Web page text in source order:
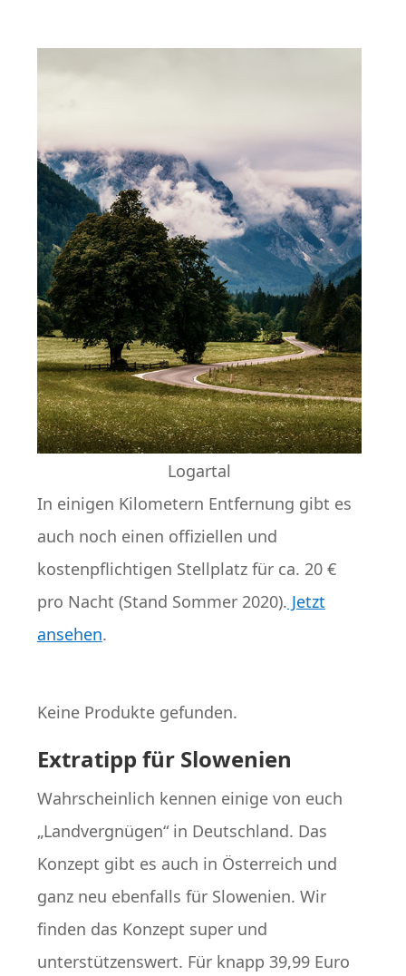
Logartal
In einigen Kilometern Entfernung gibt es
auch noch einen offiziellen und
kostenpflichtigen Stellplatz für ca. 20 €
pro Nacht (Stand Sommer 2020). Jetzt
ansehen.
Keine Produkte gefunden.
Extratipp für Slowenien
Wahrscheinlich kennen einige von euch
„Landvergnügen“ in Deutschland. Das
Konzept gibt es auch in Österreich und
ganz neu ebenfalls für Slowenien. Wir
finden das Konzept super und
unterstützenswert. Für knapp 39,99 Euro